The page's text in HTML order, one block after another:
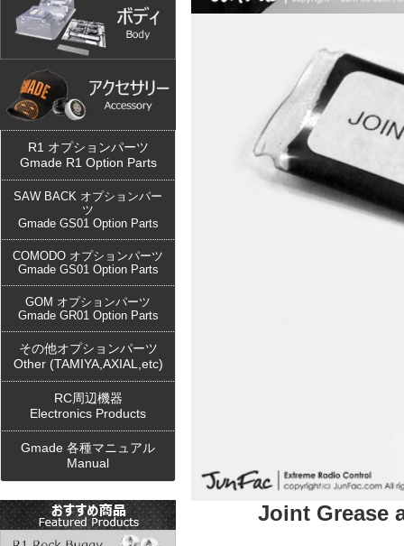
R1 オプションパーツ
Gmade R1 Option Parts
SAW BACK オプションパー
ツ
Gmade GS01 Option Parts
COMODO オプションパーツ
Gmade GS01 Option Parts
GOM オプションパーツ
Gmade GR01 Option Parts
その他オプションパーツ
Other (TAMIYA,AXIAL,etc)
RC周辺機器
Electronics Products
Gmade 各種マニュアル
Manual
Joint Grease